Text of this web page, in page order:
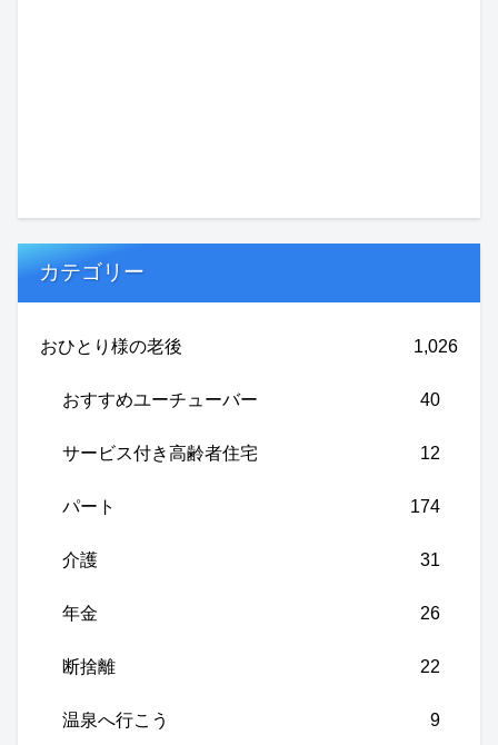
カテゴリー
おひとり様の老後 1,026
おすすめユーチューバー 40
サービス付き高齢者住宅 12
パート 174
介護 31
年金 26
断捨離 22
温泉へ行こう 9